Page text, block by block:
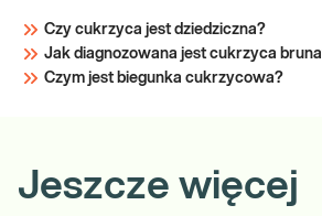
Czy cukrzyca jest dziedziczna?
Jak diagnozowana jest cukrzyca
Czym jest biegunka cukrzycowa?
Jeszcze więcej